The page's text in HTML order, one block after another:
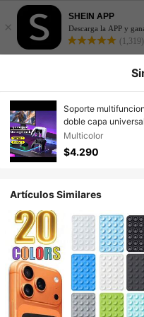
×
SHEIN APP
Descarga la APP y
(1,319)
Soporte
doble capa
almacenamiento
Multicolor
$4.290
Artículos Similares